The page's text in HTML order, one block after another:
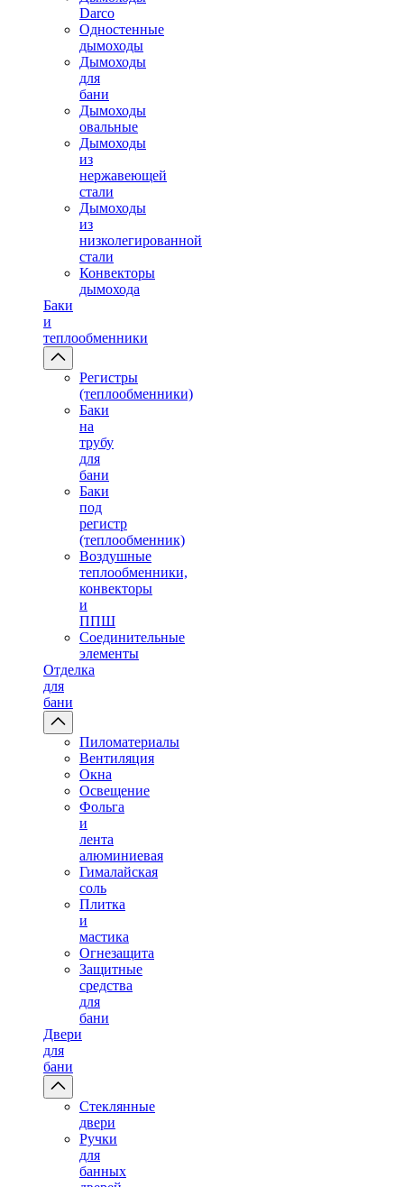
Darco
Одностенные
дымоходы
Дымоходы
для
бани
Дымоходы
овальные
Дымоходы
из
нержавеющей
стали
Дымоходы
из
низколегированной
стали
Конвекторы
дымохода
Баки
и
теплообменники
Регистры
(теплообменники)
Баки
на
трубу
для
бани
Баки
под
регистр
(теплообменник)
Воздушные
теплообменники,
конвекторы
и
ППШ
Соединительные
элементы
Отделка
для
бани
Пиломатериалы
Вентиляция
Окна
Освещение
Фольга
и
лента
алюминиевая
Гималайская
соль
Плитка
и
мастика
Огнезащита
Защитные
средства
для
бани
Двери
для
бани
Стеклянные
двери
Ручки
для
банных